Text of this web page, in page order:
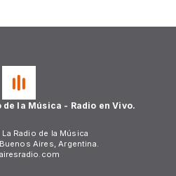
de la Música - Radio en Vivo.
Radio de la Música
Aires, Argentina.